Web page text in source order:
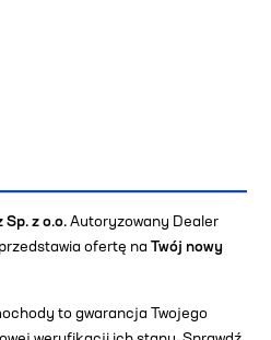
Sp. z o.o.Autoryzowany Dealer
ofertę na
Twój nowy
to gwarancja Twojego